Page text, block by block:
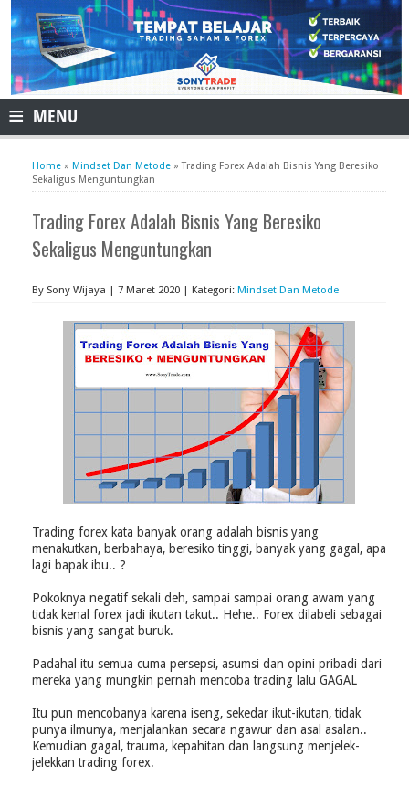
≡ MENU
Home » Mindset Dan Metode »Trading Forex Adalah Bisnis Yang Beresiko
Sekaligus Menguntungkan
Trading Forex Adalah Bisnis Yang Beresiko
Sekaligus Menguntungkan
By Sony Wijaya | 7 Maret 2020 | Kategori: Mindset Dan Metode
Trading forex kata banyak orang adalah bisnis yang
menakutkan, berbahaya, beresiko tinggi, banyak yang gagal, apa
lagi bapak ibu.. ?
Pokoknya negatif sekali deh, sampai sampai orang awam yang
tidak kenal forex jadi ikutan takut.. Hehe.. Forex dilabeli sebagai
bisnis yang sangat buruk.
Padahal itu semua cuma persepsi, asumsi dan opini pribadi dari
mereka yang mungkin pernah mencoba trading lalu GAGAL
Itu pun mencobanya karena iseng, sekedar ikut-ikutan, tidak
punya ilmunya, menjalankan secara ngawur dan asal asalan..
Kemudian gagal, trauma, kepahitan dan langsung menjelek-
jelekkan trading forex.